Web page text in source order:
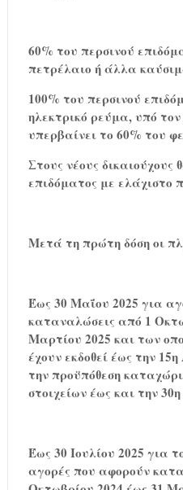
60% του περσινού
πετρέλαιο ή άλλα
100% του περσινού
ηλεκτρικό ρεύμα, υπό
υπερβαίνει το 60% του
Στους νέους
επιδόματος με ελάχιστο
Μετά τη πρώτη δόση οι
Έως 30 Μαΐου 2025 για
καταναλώσεις από 1
Μαρτίου 2025 και των
έχουν εκδοθεί έως την
την προϋπόθεση
στοιχείων έως και την
Έως 30 Ιουλίου 2025 για
αγορές που αφορούν